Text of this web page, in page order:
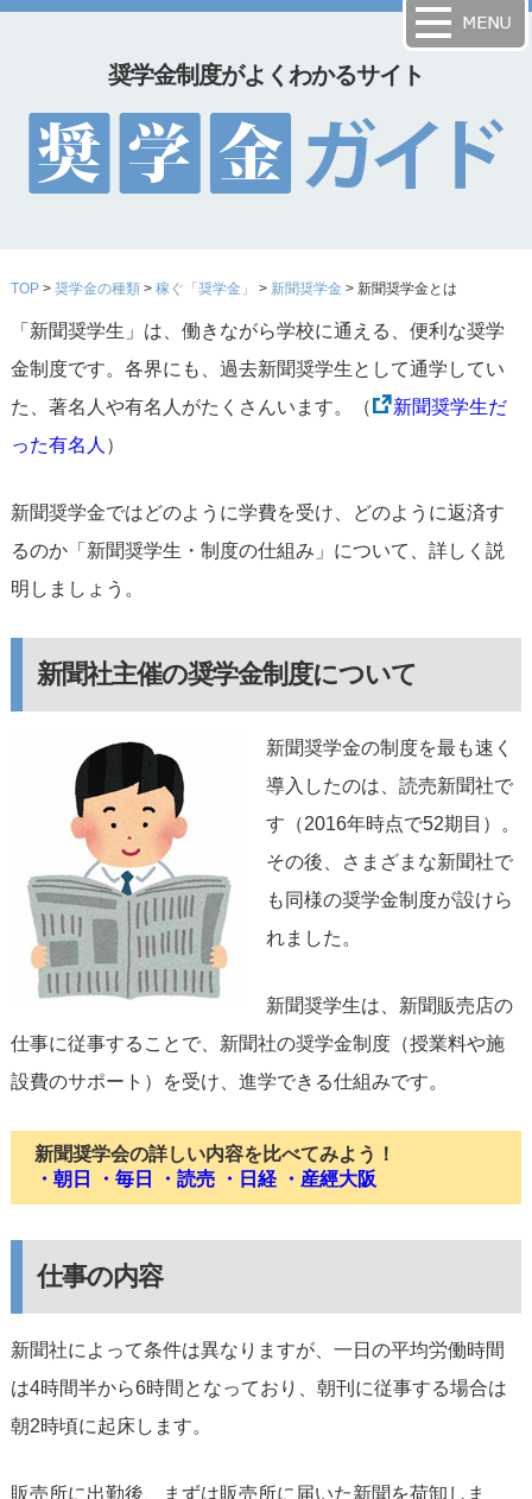
奨学金制度がよくわかるサイト
TOP> 奨学金の種類> 稼ぐ「奨学金」 > 新聞奨学金 > 新聞奨学金とは
「新聞奨学生」は、働きながら学校に通える、便利な奨学
金制度です。各界にも、過去新聞奨学生として通学してい
た、著名人や有名人がたくさんいます。（
新聞奨学生だ
った有名人 ）
新聞奨学金ではどのように学費を受け、どのように返済す
るのか「新聞奨学生・制度の仕組み」について、詳しく説
明しましょう。
新聞社主催の奨学金制度について
新聞奨学金の制度を最も速く
導入したのは、読売新聞社で
す（2016年時点で52期目）。
その後、さまざまな新聞社で
も同様の奨学金制度が設けら
れました。
新聞奨学生は、新聞販売店の
仕事に従事することで、新聞社の奨学金制度（授業料や施
設費のサポート）を受け、進学できる仕組みです。
新聞奨学会の詳しい内容を比べてみよう！
・朝日
・毎日 ・読売 ・日経 ・産經大阪
仕事の内容
新聞社によって条件は異なりますが、一日の平均労働時間
は4時間半から6時間となっており、朝刊に従事する場合は
朝2時頃に起床します。
販売所に出勤後、まずは販売所に届いた新聞を荷卸しま